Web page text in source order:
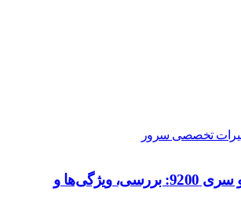
تخصصی سرور
سوئیچ‌های سیسکو سری 9200: بررسی، ویژگی‌ها و